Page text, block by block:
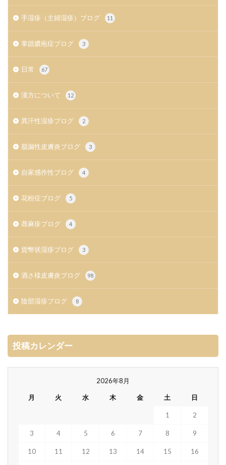
手湿疹（主婦湿疹）ブログ 11
掌蹠膿疱症ブログ 3
日常 67
漢方について 12
異汗性湿疹ブログ 2
脂漏性皮膚炎ブログ 3
自家感作性ブログ 4
花粉症ブログ 5
蕁麻疹ブログ 4
貨幣状湿疹ブログ 3
酒さ様皮膚炎ブログ 98
陰部湿疹ブログ 8
投稿カレンダー
2026年8月
月 火 水 木 金 土 日
1 2
3 4 5 6 7 8 9
10 11 12 13 14 15 16